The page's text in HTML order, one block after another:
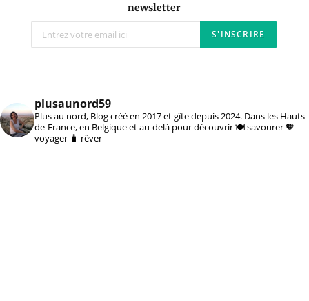
newsletter
plusaunord59
Plus au nord, Blog créé en 2017 et gîte depuis 2024. Dans les Hauts-
de-France, en Belgique et au-delà pour découvrir 🍽️ savourer 🧡
voyager 🧳 rêver